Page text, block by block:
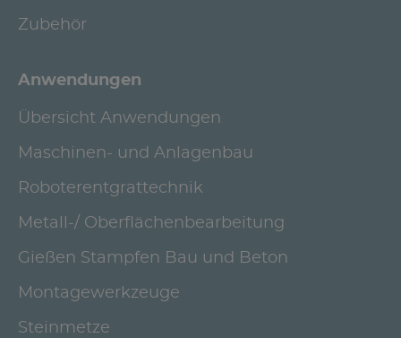
Zubehör
Anwendungen
Übersicht Anwendungen
Maschinen- und Anlagenbau
Roboterentgrattechnik
Metall-/ Oberflächenbearbeitung
Gießen Stampfen Bau und Beton
Montagewerkzeuge
Steinmetze